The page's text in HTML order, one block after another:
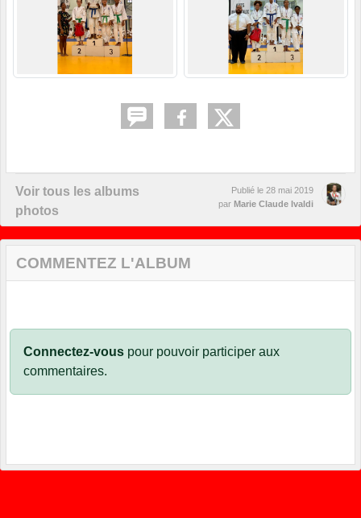
Voir tous les albums
photos
Publié le 28 mai 2019
par Marie Claude Ivaldi
COMMENTEZ L'ALBUM
Connectez-vous pour pouvoir participer aux
commentaires.